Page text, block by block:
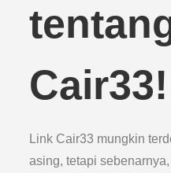
Cair33!
Link Cair33 mungkin
asing, tetapi